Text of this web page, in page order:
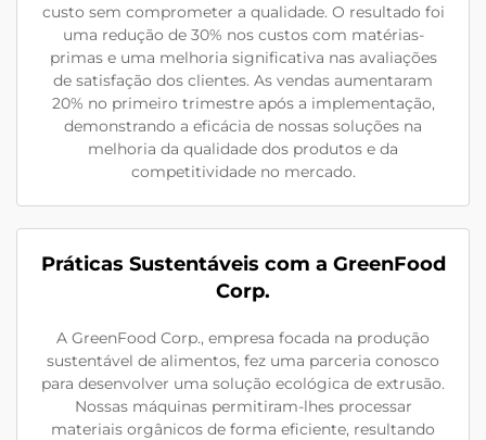
custo sem comprometer a qualidade. O resultado foi
uma redução de 30% nos custos com matérias-
primas e uma melhoria significativa nas avaliações
de satisfação dos clientes. As vendas aumentaram
20% no primeiro trimestre após a implementação,
demonstrando a eficácia de nossas soluções na
melhoria da qualidade dos produtos e da
competitividade no mercado.
Práticas Sustentáveis com a GreenFood
Corp.
A GreenFood Corp., empresa focada na produção
sustentável de alimentos, fez uma parceria conosco
para desenvolver uma solução ecológica de extrusão.
Nossas máquinas permitiram-lhes processar
materiais orgânicos de forma eficiente, resultando